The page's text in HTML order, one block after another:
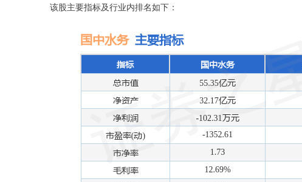
该股主要指标及行业内排名如下：